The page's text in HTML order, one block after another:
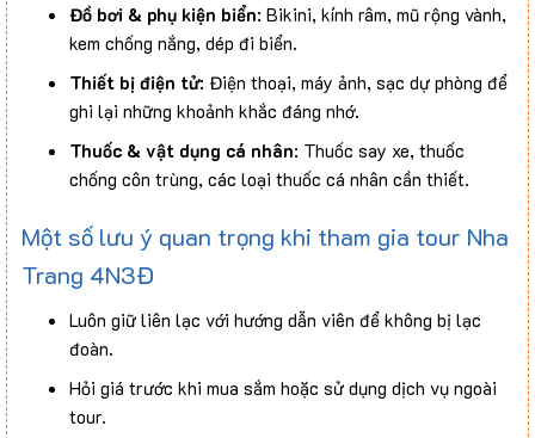
Đồ bơi & phụ kiện biển: Bikini, kính râm, mũ rộng vành,
kem chống nắng, dép đi biển.
Thiết bị điện tử: Điện thoại, máy ảnh, sạc dự phòng để
ghi lại những khoảnh khắc đáng nhớ.
Thuốc & vật dụng cá nhân: Thuốc say xe, thuốc
chống côn trùng, các loại thuốc cá nhân cần thiết.
Một số lưu ý quan trọng khi tham gia tour Nha
Trang 4N3Đ
Luôn giữ liên lạc với hướng dẫn viên để không bị lạc
đoàn.
Hỏi giá trước khi mua sắm hoặc sử dụng dịch vụ ngoài
tour.